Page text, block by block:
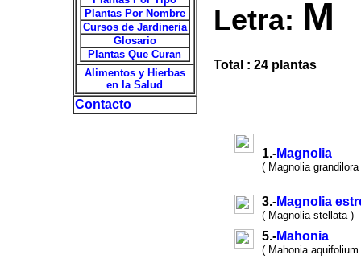
Plantas Por Nombre
Cursos de Jardineria
Glosario
Plantas Que Curan
Alimentos y Hierbas
en la Salud
Contacto
Letra: M
Total : 24 plantas
1.-Magnolia
( Magnolia grandilora
3.-Magnolia
( Magnolia stellata )
5.-Mahonia
( Mahonia aquifolium